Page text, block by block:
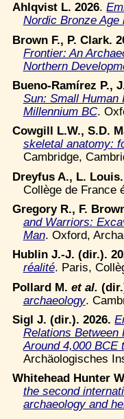
Ahlqvist L.2026.
Nordic Bronze Age
Brown F., P. Clark.
Frontier: An
Northern
Bueno-Ramírez P.,
Sun: Small Human
Millennium BC.
Cowgill
L.W.,S. D.
skeletal anatomy:
Cambridge,
Dreyfus A., L.
Collège deFrance
Gregory R., F.
and Warriors:
Man. Oxford,
Hublin J.-J. (dir.).
réalité. Paris,
Pollard M.et al.
archaeology. C
SiglJ. (dir.). 2026.
Relations Between
Around 4,000 BCE
Archäologisches
Whitehead Hunter
the second
archaeology and